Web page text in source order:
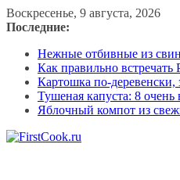
Перейти
к
Воскресенье, 9 августа, 2026
Последние:
Нежные отбивные из
Как правильно
Картошка по-деревенски,
Тушеная капуста: 8 очень
Яблочный компот из